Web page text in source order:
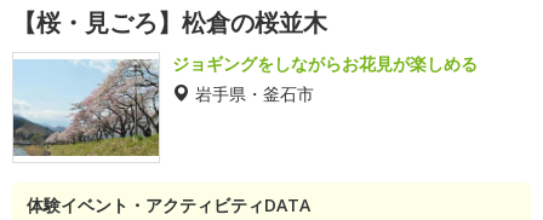
【桜・見ごろ】松倉の桜並木
ジョギングをしながらお花見が楽しめる
岩手県・釜石市
体験イベント・アクティビティDATA